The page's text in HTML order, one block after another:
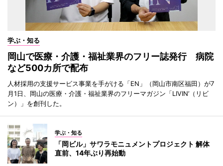
学ぶ・知る
岡山で医療・介護・福祉業界のフリー誌発行 病院
など500カ所で配布
人材採用の支援サービス事業を手がける「EN」（岡山市南区福田）が7
月1日、岡山の医療・介護・福祉業界のフリーマガジン「LIVIN’（リビ
ン）」を創刊した。
学ぶ・知る
「岡ビル」サワラモニュメントプロジェクト 解体
直前、14年ぶり再始動